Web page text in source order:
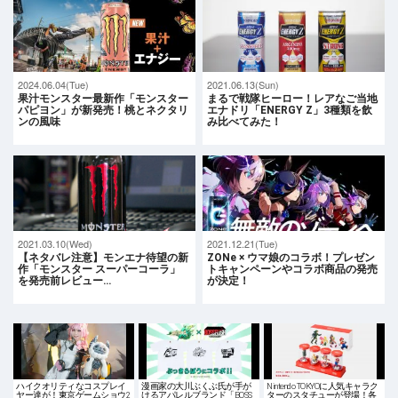
2024.06.04(Tue)
果汁モンスター最新作「モンスター
パピヨン」が新発売！桃とネクタリ
ンの風味
2021.06.13(Sun)
まるで戦隊ヒーロー！レアなご当地
エナドリ「ENERGY Z」3種類を飲
み比べてみた！
2021.03.10(Wed)
【ネタバレ注意】モンエナ待望の新
作「モンスター スーパーコーラ」
を発売前レビュー…
2021.12.21(Tue)
ZONe × ウマ娘のコラボ！プレゼン
トキャンペーンやコラボ商品の発売
が決定！
ハイクオリティなコスプレイ
ヤー達が！東京ゲームショウ2
漫画家の大川ぶくぶ氏が手が
けるアパレルブランド「BOSS
Nintendo TOKYOに人気キャラク
ターのスタチューが登場！各